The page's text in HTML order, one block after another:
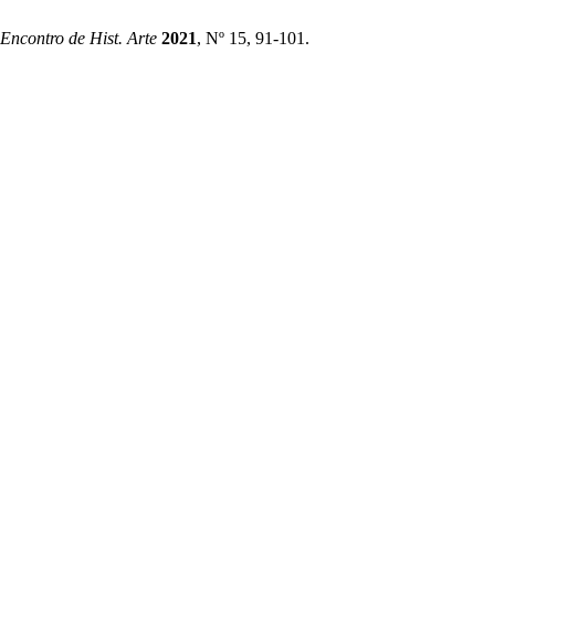
Encontro de Hist. Arte 2021, Nº 15, 91-101.